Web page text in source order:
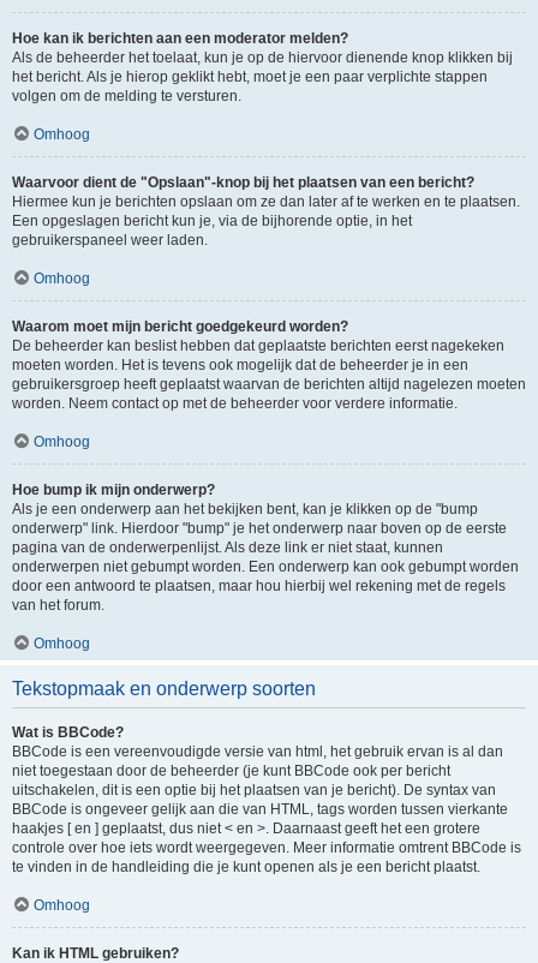
Hoe kan ik berichten aan een moderator melden?
Als de beheerder het toelaat, kun je op de hiervoor dienende knop klikken bij
het bericht. Als je hierop geklikt hebt, moet je een paar verplichte stappen
volgen om de melding te versturen.
Omhoog
Waarvoor dient de "Opslaan"-knop bij het plaatsen van een bericht?
Hiermee kun je berichten opslaan om ze dan later af te werken en te plaatsen.
Een opgeslagen bericht kun je, via de bijhorende optie, in het
gebruikerspaneel weer laden.
Omhoog
Waarom moet mijn bericht goedgekeurd worden?
De beheerder kan beslist hebben dat geplaatste berichten eerst nagekeken
moeten worden. Het is tevens ook mogelijk dat de beheerder je in een
gebruikersgroep heeft geplaatst waarvan de berichten altijd nagelezen moeten
worden. Neem contact op met de beheerder voor verdere informatie.
Omhoog
Hoe bump ik mijn onderwerp?
Als je een onderwerp aan het bekijken bent, kan je klikken op de "bump
onderwerp" link. Hierdoor "bump" je het onderwerp naar boven op de eerste
pagina van de onderwerpenlijst. Als deze link er niet staat, kunnen
onderwerpen niet gebumpt worden. Een onderwerp kan ook gebumpt worden
door een antwoord te plaatsen, maar hou hierbij wel rekening met de regels
van het forum.
Omhoog
Tekstopmaak en onderwerp soorten
Wat is BBCode?
BBCode is een vereenvoudigde versie van html, het gebruik ervan is al dan
niet toegestaan door de beheerder (je kunt BBCode ook per bericht
uitschakelen, dit is een optie bij het plaatsen van je bericht). De syntax van
BBCode is ongeveer gelijk aan die van HTML, tags worden tussen vierkante
haakjes [ en ] geplaatst, dus niet < en >. Daarnaast geeft het een grotere
controle over hoe iets wordt weergegeven. Meer informatie omtrent BBCode is
te vinden in de handleiding die je kunt openen als je een bericht plaatst.
Omhoog
Kan ik HTML gebruiken?